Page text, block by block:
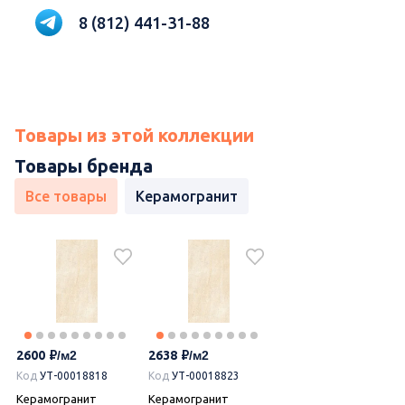
8 (812) 441-31-88
Товары из этой коллекции
Товары бренда
Все товары Керамогранит
2600
Код УТ-00018818
Керамогранит
2638
Код УТ-00018823
Керамогранит